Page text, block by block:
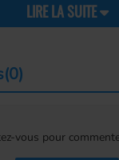
LIRE LA SUITE
vous pour